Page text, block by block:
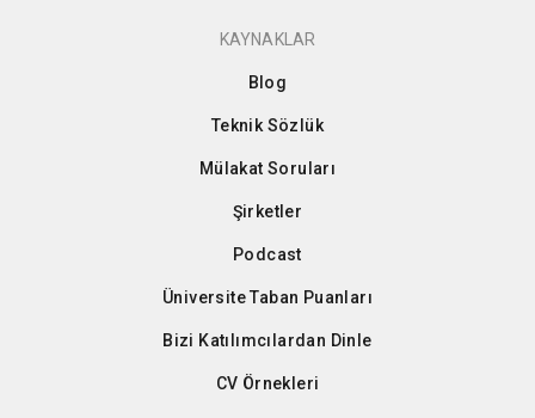
KAYNAKLAR
Blog
Teknik Sözlük
Mülakat Soruları
Şirketler
Podcast
Üniversite Taban Puanları
Bizi Katılımcılardan Dinle
CV Örnekleri